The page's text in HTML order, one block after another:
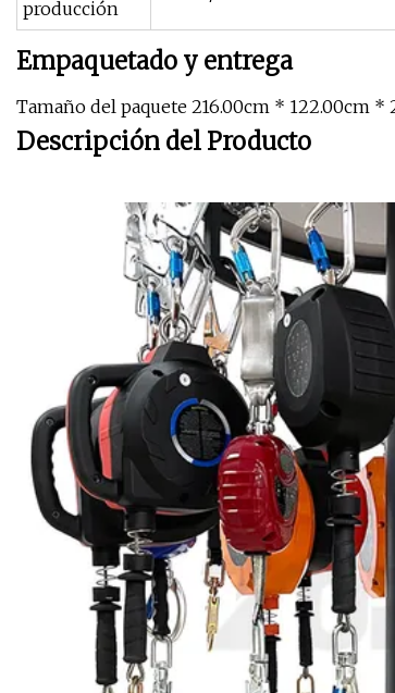
producción
Empaquetado y entrega
Tamaño del paquete 216.00cm * 122.00cm
Descripción del Producto